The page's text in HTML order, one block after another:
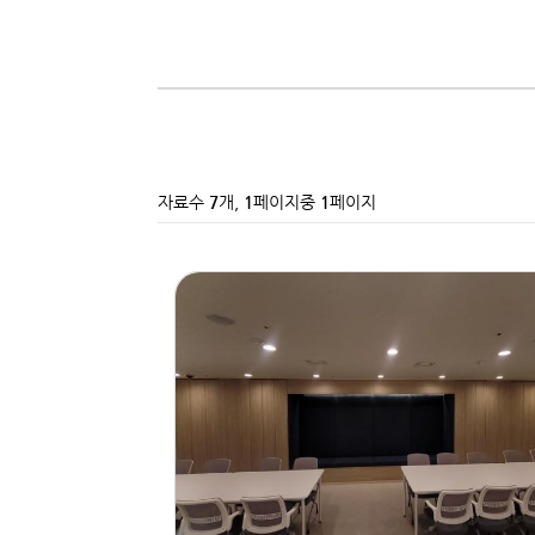
자료수 7개, 1페이지중 1페이지